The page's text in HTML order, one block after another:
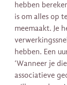
hebben
is om alles op
meemaakt. Je
hebben. Een
‘Wanneer je
associatieve